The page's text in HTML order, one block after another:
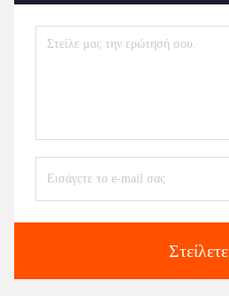
Στείλετε